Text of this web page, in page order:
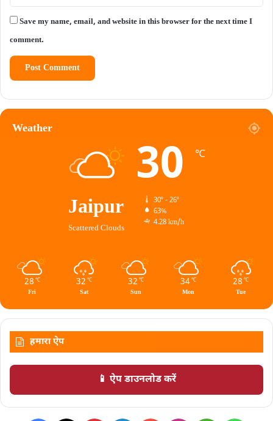
Save my name, email, and website in this browser for the next time I
comment.
Weather
Jaipur
Scattered Clouds
30 ℃
30º - 26º
63%
4.28 km/h
28 ℃
Fri
32 ℃
Sat
32 ℃
Sun
34 ℃
Mon
28 ℃
Tue
हमारा ऐप
📱 ऐप डाउनलोड करें